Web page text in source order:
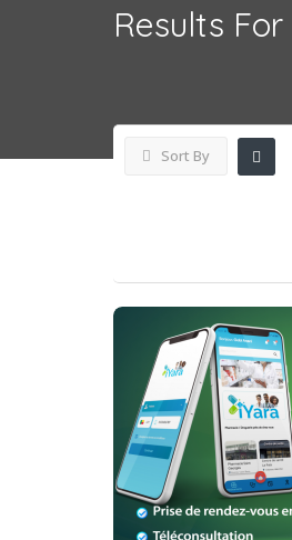
Results For
Sort By